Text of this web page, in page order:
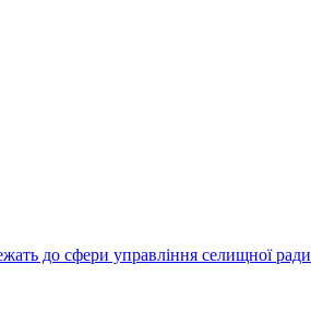
до сфери управління селищної ради